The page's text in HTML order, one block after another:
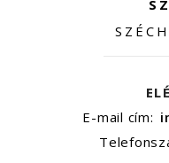
E-mail cím: